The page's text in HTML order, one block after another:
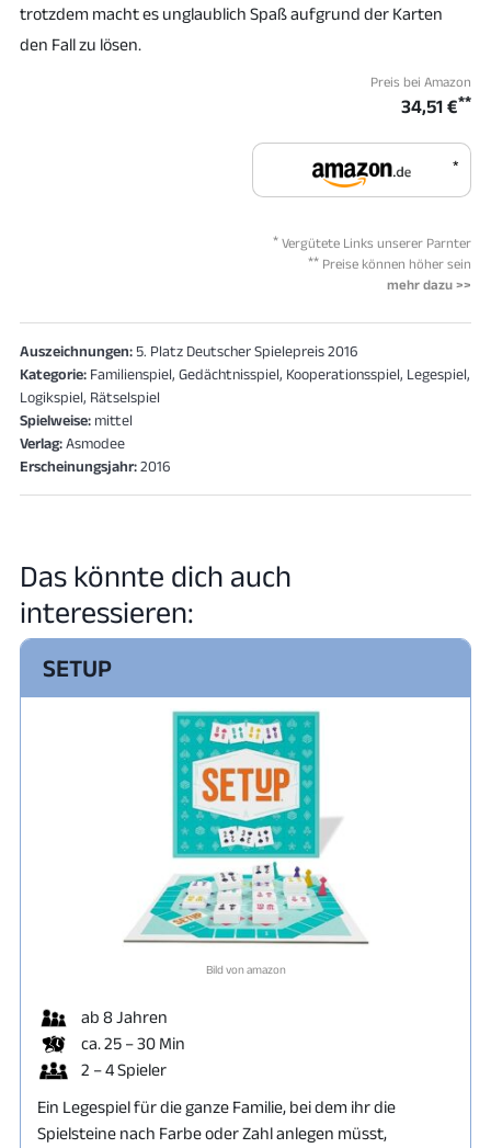
trotzdem macht es unglaublich Spaß aufgrund der Karten
den Fall zu lösen.
Preis bei Amazon
34,51 €**
*
* Vergütete Links unserer Parnter
** Preise können höher sein
mehr dazu >>
Auszeichnungen: 5. Platz Deutscher Spielepreis 2016
Kategorie: Familienspiel, Gedächtnisspiel, Kooperationsspiel, Legespiel,
Logikspiel, Rätselspiel
Spielweise: mittel
Verlag:Asmodee
Erscheinungsjahr:2016
Das könnte dich auch
interessieren:
SETUP
Bild von amazon
ab 8 Jahren
ca. 25 – 30 Min
2 – 4 Spieler
Ein Legespiel für die ganze Familie, bei dem ihr die
Spielsteine nach Farbe oder Zahl anlegen müsst,